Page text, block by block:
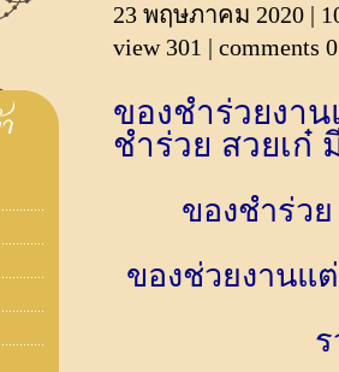
23 พฤษภาคม 2020 |
view 301 | comments 0
ของชำร่วยงา
ชำร่วย สวยเก๋
ของชำร่ว
ของช่วยงานแ